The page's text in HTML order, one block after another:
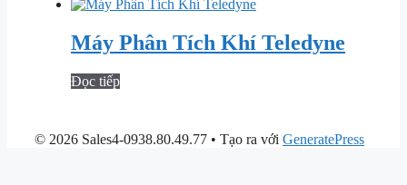
Máy Phân Tích Khí Teledyne
Đọc tiếp
© 2026 Sales4-0938.80.49.77 • Tạo ra với GeneratePress